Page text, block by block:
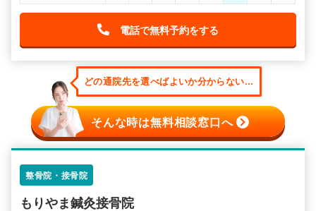
電話で無料予約をする
どの通院先を選べばよいか分からない...
そんな時は無料相談窓口へ
整骨院・接骨院
もりやま鍼灸接骨院